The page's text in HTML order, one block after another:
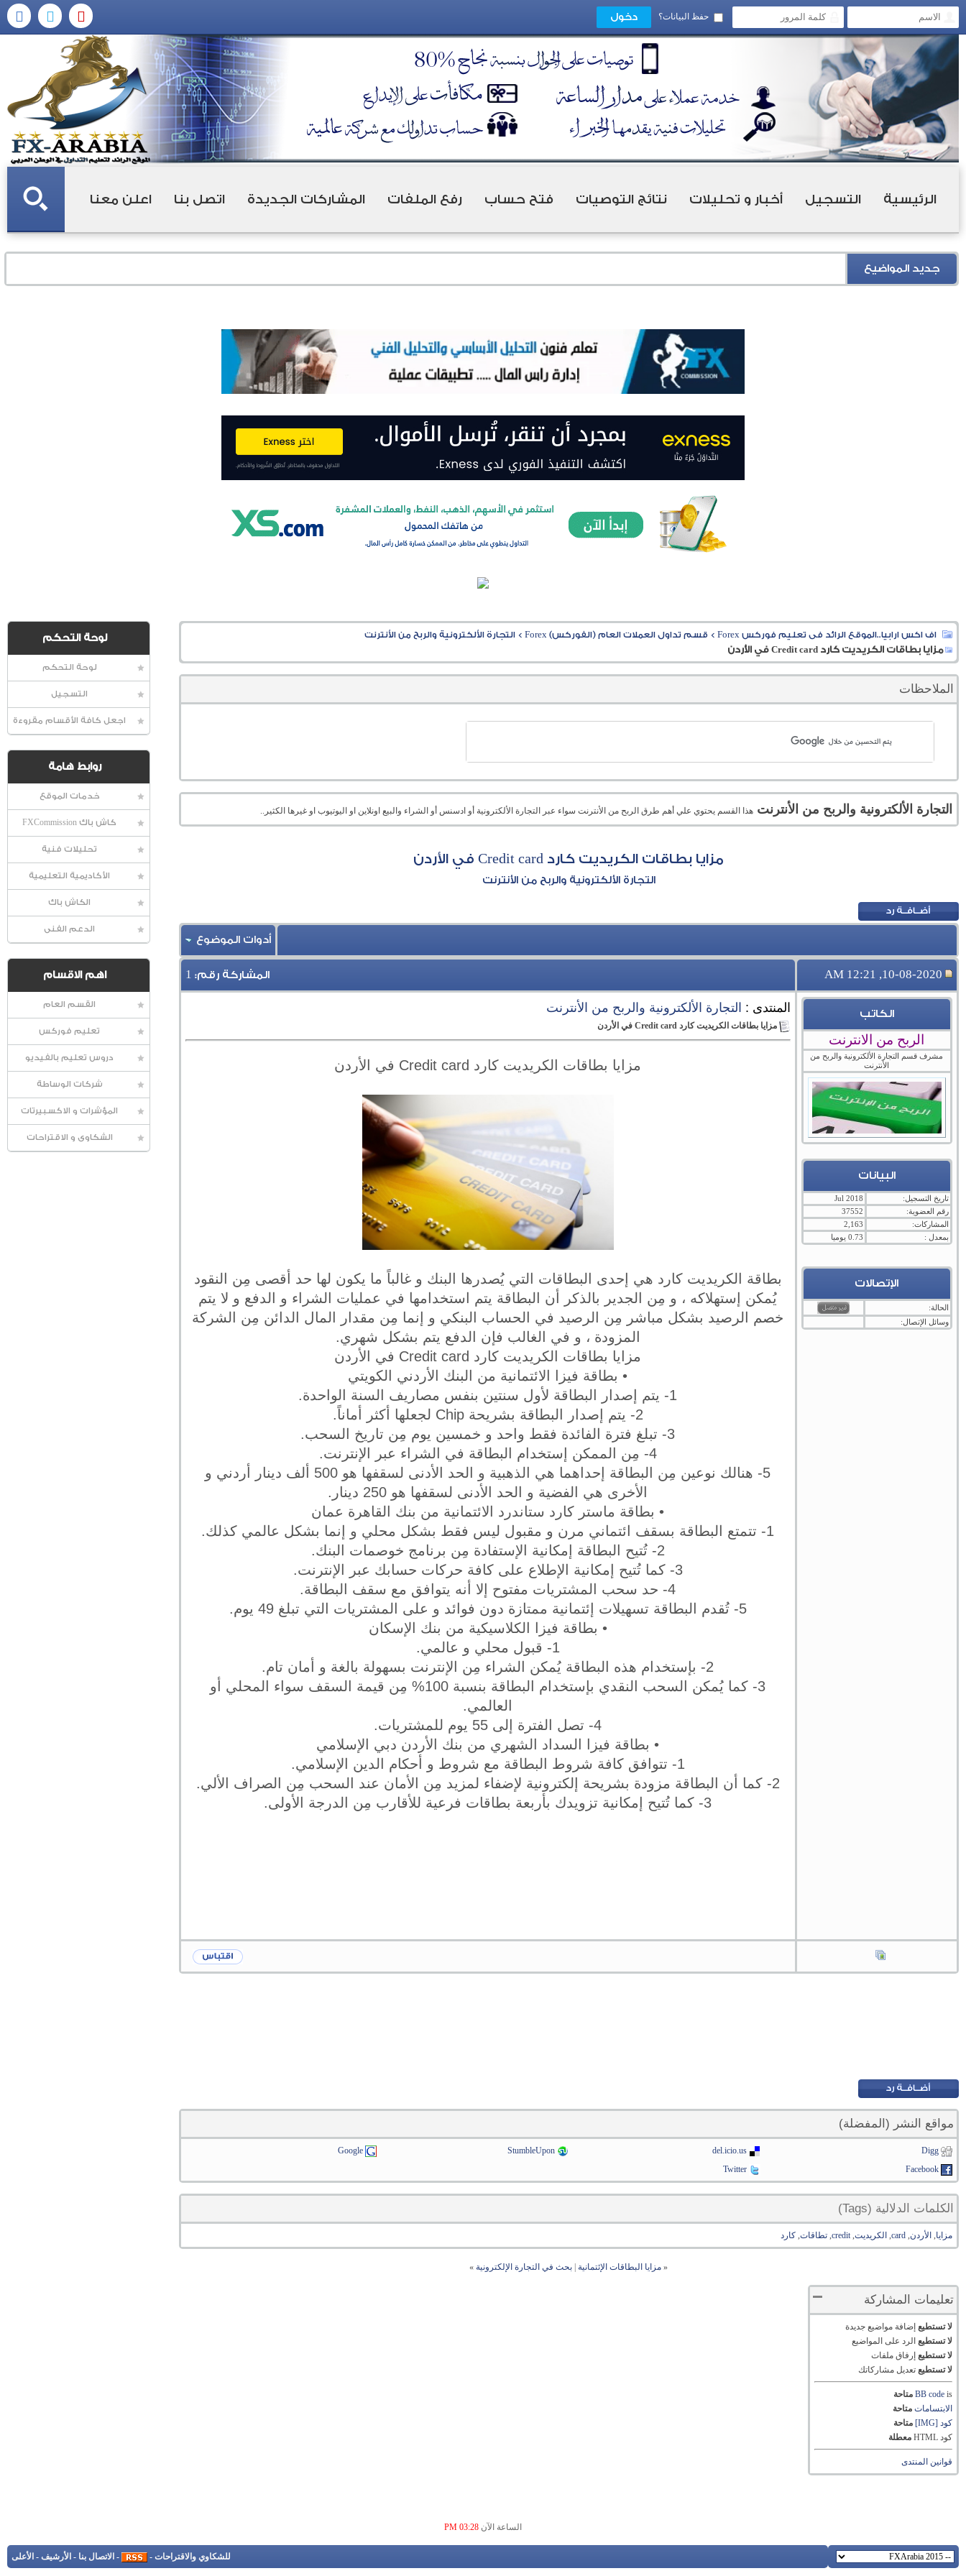
حفظ البيانات؟
الرئيسية التسجيل أخبار و تحليلات نتائج التوصيات فتح حساب رفع الملفات المشاركات الجديدة اتصل بنا اعلن معنا
جديد المواضيع
لوحة التحكم
لوحة التحكم
التسجيل
اجعل كافة الأقسام مقروءة
روابط هامة
خدمات الموقع
كاش باك FXCommission
تحليلات فنية
الأكاديمية التعليمية
الكاش باك
الدعم الفنى
اهم الاقسام
القسم العام
تعليم فوركس
دروس تعليم بالفيديو
شركات الوساطة
المؤشرات و الاكسبيرتات
الشكاوى و الاقتراحات
اف اكس ارابيا..الموقع الرائد فى تعليم فوركس Forex > قسم تداول العملات العام (الفوركس) Forex >التجارة الألكترونية والربح من الأنترنت
مزايا بطاقات الكريديت كارد Credit card في الأردن
الملاحظات
التجارة الألكترونية والربح من الأنترنت هذا القسم يحتوي علي أهم طرق الربح من الأنترنت سواء عبر التجارة الألكترونية أو ادسنس أو الشراء والبيع اونلاين او اليوتيوب او غيرها الكثير..
مزايا بطاقات الكريديت كارد Credit card في الأردن
التجارة الألكترونية والربح من الأنترنت
أدوات الموضوع
10-08-2020, 12:21 AM المشاركة رقم: 1
الكاتب
الربح من الانترنت
مشرف قسم التجارة الألكترونية والربح من
الأنترنت
البيانات
تاريخ التسجيل:
Jul 2018
رقم العضوية:
37552
المشاركات:
2,163
بمعدل :
0.73 يوميا
الإتصالات
الحالة:
وسائل الإتصال:
المنتدى : التجارة الألكترونية والربح من الأنترنت
مزايا بطاقات الكريديت كارد Credit card في الأردن
مزايا بطاقات الكريديت كارد Credit card في الأردن
بطاقة الكريديت كارد هي إحدى البطاقات التي يُصدرها البنك و غالباً ما يكون لها حد أقصى مِن النقود
يُمكن إستهلاكه ، و مِن الجدير بالذكر أن البطاقة يتم استخدامها في عمليات الشراء و الدفع و لا يتم
خصم الرصيد بشكل مباشر مِن الرصيد في الحساب البنكي و إنما مِن مقدار المال الدائن مِن الشركة
المزودة ، و في الغالب فإن الدفع يتم بشكل شهري.
مزايا بطاقات الكريديت كارد Credit card في الأردن
• بطاقة فيزا الائتمانية من البنك الأردني الكويتي
1- يتم إصدار البطاقة لأول سنتين بنفس مصاريف السنة الواحدة.
2- يتم إصدار البطاقة بشريحة Chip لجعلها أكثر أماناً.
3- تبلغ فترة الفائدة فقط واحد و خمسين يوم مِن تاريخ السحب.
4- مِن الممكن إستخدام البطاقة في الشراء عبر الإنترنت.
5- هنالك نوعين مِن البطاقة إحداهما هي الذهبية و الحد الأدنى لسقفها هو 500 ألف دينار أردني و
الأخرى هي الفضية و الحد الأدنى لسقفها هو 250 دينار.
• بطاقة ماستر كارد ستاندرد الائتمانية من بنك القاهرة عمان
1- تتمتع البطاقة بسقف ائتماني مرن و مقبول ليس فقط بشكل محلي و إنما بشكل عالمي كذلك.
2- تُتيح البطاقة إمكانية الإستفادة مِن برنامج خوصمات البنك.
3- كما تُتيح إمكانية الإطلاع على كافة حركات حسابك عبر الإنترنت.
4- حد سحب المشتريات مفتوح إلا أنه يتوافق مع سقف البطاقة.
5- تُقدم البطاقة تسهيلات إئتمانية ممتازة دون فوائد و على المشتريات التي تبلغ 49 يوم.
• بطاقة فيزا الكلاسيكية من بنك الإسكان
1- قبول محلي و عالمي.
2- بإستخدام هذه البطاقة يُمكن الشراء مِن الإنترنت بسهولة بالغة و أمان تام.
3- كما يُمكن السحب النقدي بإستخدام البطاقة بنسبة 100% مِن قيمة السقف سواء المحلي أو
العالمي.
4- تصل الفترة إلى 55 يوم للمشتريات.
• بطاقة فيزا السداد الشهري من بنك الأردن دبي الإسلامي
1- تتوافق كافة شروط البطاقة مع شروط و أحكام الدين الإسلامي.
2- كما أن البطاقة مزودة بشريحة إلكترونية لإضفاء لمزيد مِن الأمان عند السحب مِن الصراف الألي.
3- كما تُتيح إمكانية تزويدك بأربعة بطاقات فرعية للأقارب مِن الدرجة الأولى.
مواقع النشر (المفضلة)
Digg
del.icio.us
StumbleUpon
Google
Facebook
Twitter
الكلمات الدلالية (Tags)
مزايا, الأردن,
card
, الكريديت,
credit
,تطاقات,كارد
« مزايا البطاقات الإئتمانية بحث في التجارة الإلكترونية »
تعليمات المشاركة
لا تستطيع إضافة مواضيع جديدة
لا تستطيع الرد على المواضيع
لا تستطيع إرفاق ملفات
لا تستطيع تعديل مشاركاتك
BB codeis
متاحة
الابتسامات متاحة
كود [IMG]
متاحة
كود HTML
معطلة
قوانين المنتدى
الساعة الآن 03:28 PM
للشكاوي والاقتراحات -
- الاتصال بنا - الأرشيف - الأعلى